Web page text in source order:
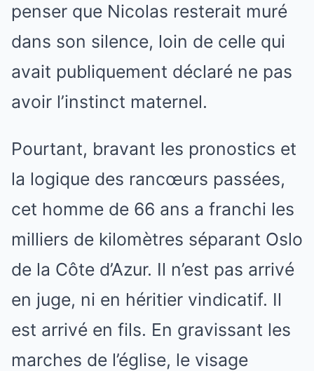
penser que Nicolas resterait muré
dans son silence, loin de celle qui
avait publiquement déclaré ne pas
avoir l’instinct maternel.
Pourtant, bravant les pronostics et
la logique des rancœurs passées,
cet homme de 66 ans a franchi les
milliers de kilomètres séparant Oslo
de la Côte d’Azur. Il n’est pas arrivé
en juge, ni en héritier vindicatif. Il
est arrivé en fils. En gravissant les
marches de l’église, le visage